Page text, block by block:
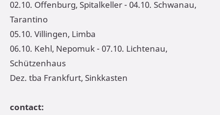
02.10. Offenburg, Spitalkeller - 04.10. Schwanau,
Tarantino
05.10. Villingen, Limba
06.10. Kehl, Nepomuk - 07.10. Lichtenau,
Schützenhaus
Dez. tba Frankfurt, Sinkkasten
contact: